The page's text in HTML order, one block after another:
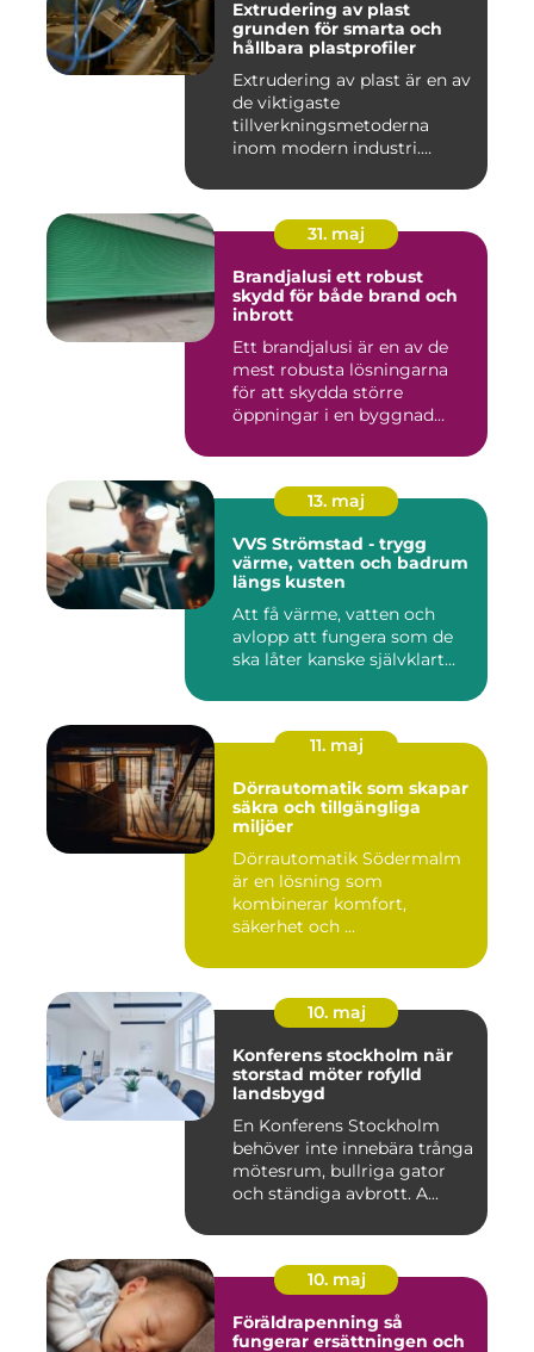
Extrudering av plast
grunden för smarta och
hållbara plastprofiler
Extrudering av plast är en av
de viktigaste
tillverkningsmetoderna
inom modern industri.
31. maj
Brandjalusi ett robust
skydd för både brand och
inbrott
Ett brandjalusi är en av de
mest robusta lösningarna
för att skydda större
öppningar i en byggnad
13. maj
VVS Strömstad - trygg
värme, vatten och badrum
längs kusten
Att få värme, vatten och
avlopp att fungera som de
ska låter kanske självklart...
11. maj
Dörrautomatik som skapar
säkra och tillgängliga
miljöer
Dörrautomatik Södermalm
är en lösning som
kombinerar komfort,
säkerhet och ...
10. maj
Konferens stockholm när
storstad möter rofylld
landsbygd
En Konferens Stockholm
behöver inte innebära trånga
mötesrum, bullriga gator
och ständiga avbrott. A...
10. maj
Föräldrapenning så
fungerar ersättningen och